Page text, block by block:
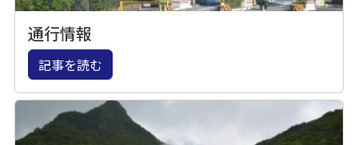
通行情報
記事を読む